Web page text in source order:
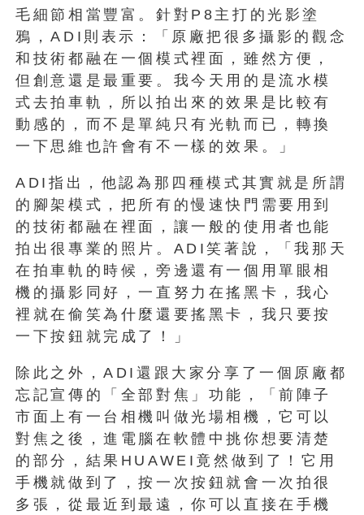
毛細節相當豐富。針對P8主打的光影塗
鴉，ADI則表示：「原廠把很多攝影的觀念
和技術都融在一個模式裡面，雖然方便，
但創意還是最重要。我今天用的是流水模
式去拍車軌，所以拍出來的效果是比較有
動感的，而不是單純只有光軌而已，轉換
一下思維也許會有不一樣的效果。」
ADI指出，他認為那四種模式其實就是所謂
的腳架模式，把所有的慢速快門需要用到
的技術都融在裡面，讓一般的使用者也能
拍出很專業的照片。ADI笑著說，「我那天
在拍車軌的時候，旁邊還有一個用單眼相
機的攝影同好，一直努力在搖黑卡，我心
裡就在偷笑為什麼還要搖黑卡，我只要按
一下按鈕就完成了！」
除此之外，ADI還跟大家分享了一個原廠都
忘記宣傳的「全部對焦」功能，「前陣子
市面上有一台相機叫做光場相機，它可以
對焦之後，進電腦在軟體中挑你想要清楚
的部分，結果HUAWEI竟然做到了！它用
手機就做到了，按一次按鈕就會一次拍很
多張，從最近到最遠，你可以直接在手機